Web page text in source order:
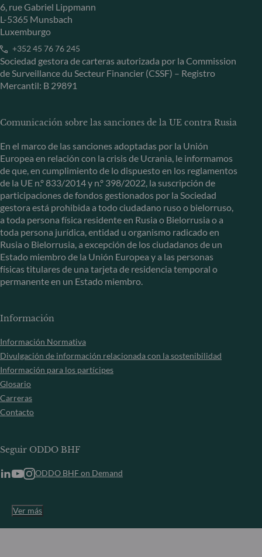
6, rue Gabriel Lippmann
L-5365 Munsbach
Luxemburgo
+352 45 76 76 245
Sociedad gestora de carteras autorizada por la Commission
de Surveillance du Secteur Financier (CSSF) – Registro
Mercantil: B 29891
Comunicación sobre las sanciones de la UE contra Rusia
En el marco de las sanciones adoptadas por la Unión
Europea en relación con la crisis de Ucrania, le informamos
de que, en cumplimiento de lo dispuesto en los reglamentos
de la UE n.º 833/2014 y n.º 398/2022, la suscripción de
participaciones de fondos gestionados por la Sociedad
gestora está prohibida a todo ciudadano ruso o bielorruso,
a toda persona física residente en Rusia o Bielorrusia o a
toda persona jurídica, entidad u organismo radicado en
Rusia o Bielorrusia, a excepción de los ciudadanos de un
Estado miembro de la Unión Europea y a las personas
físicas titulares de una tarjeta de residencia temporal o
permanente en un Estado miembro.
Información
Información Normativa
Divulgación de información relacionada con la sostenibilidad
Información para los partícipes
Glosario
Carreras
Contacto
Seguir ODDO BHF
ODDO BHF on Demand
Ver más